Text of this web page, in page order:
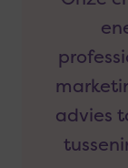
advies